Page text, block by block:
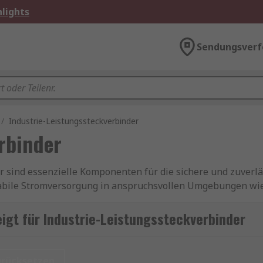
/ Industrie-Leistungssteckverbinder
essenzielle Komponenten für die sichere und
Stromversorgung in anspruchsvollen Umgebungen
langlebig ausgelegt sind.
für Industrie-Leistungssteckverbinder